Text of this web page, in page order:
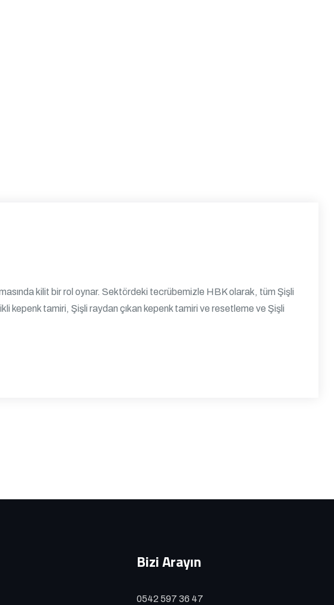
kilit bir rol oynar. Sektördeki tecrübemizle HBK olarak, tüm Şişli
kepenk tamiri, Şişli raydan çıkan kepenk tamiri ve resetleme ve Şişli
Bizi Arayın
0542 597 36 47